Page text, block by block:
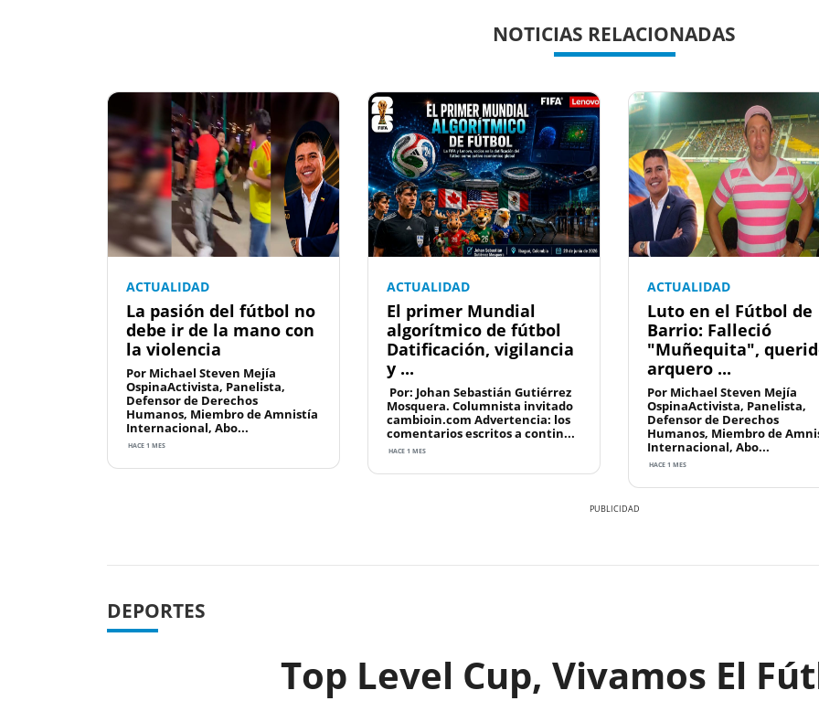
NOTICIAS RELACIONADAS
ACTUALIDAD
La pasión del fútbol no
debe ir de la mano con
la violencia
Por Michael Steven Mejía
OspinaActivista, Panelista,
Defensor de Derechos
Humanos, Miembro de Amnistía
Internacional, Abo...
HACE 1 MES
ACTUALIDAD
El primer Mundial
algorítmico de fútbol
Datificación, vigilancia
y ...
Por: Johan Sebastián Gutiérrez
Mosquera. Columnista invitado
cambioin.com Advertencia: los
comentarios escritos a contin...
HACE 1 MES
ACTUALIDAD
Luto en el Fútbol de
Barrio: Falleció
"Muñequita",
arquero ...
Por Michael Steven Mejía
OspinaActivista, Panelista,
Defensor de Derechos
Humanos, Miembro de
Internacional, Abo...
HACE 1 MES
DEPORTES
Top Level Cup, Vivamos El